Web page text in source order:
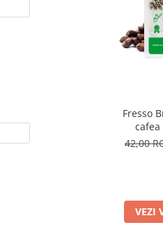
Fresso
42,00
VEZI